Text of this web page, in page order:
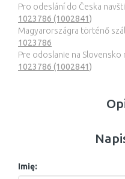
Pro odeslání do Česka
1023786 (1002841)
Magyarországra történő
1023786
Pre odoslanie na Slovensko
1023786 (1002841)
Imię: